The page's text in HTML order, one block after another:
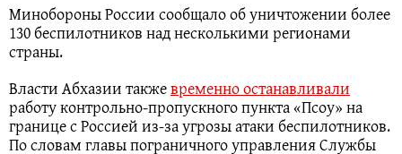
Минобороны России сообщало об уничтожении более
130 беспилотников над несколькими регионами
страны.
Власти Абхазии такжевременно останавливали
работу контрольно-пропускного пункта «Псоу» на
границе с Россией из-за угрозы атаки беспилотников.
По словам главы пограничного управления Службы